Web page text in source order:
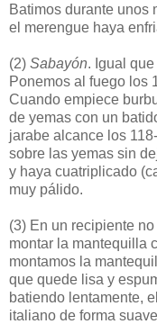
Batimos durante unos
el merengue haya
(2) Sabayón. Igual
Ponemos al fuego los
Cuando empiece
de yemas con un
jarabe alcance los
sobre las yemas sin
y haya cuatriplicado
muy pálido.
(3) En un recipiente
montar la mantequilla
montamos la
que quede lisa y
batiendo lentamente,
italiano de forma